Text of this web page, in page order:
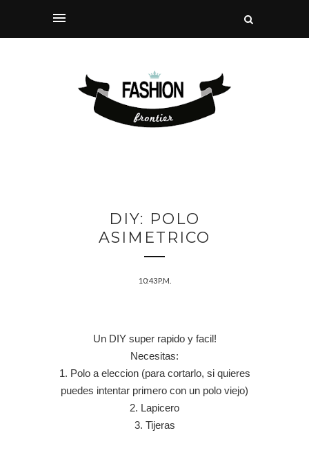
DIY: POLO
ASIMETRICO
10:43 P.M.
Un DIY super rapido y facil!
Necesitas:
1. Polo a eleccion (para cortarlo, si quieres
puedes intentar primero con un polo viejo)
2. Lapicero
3. Tijeras